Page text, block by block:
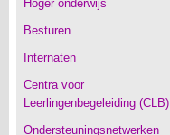
Hoger onderwijs
Besturen
Internaten
Centra voor
Leerlingenbegeleiding (CLB)
Ondersteuningsnetwerken